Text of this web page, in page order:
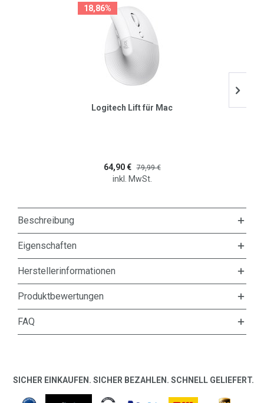
18,86%
Logitech Lift für Mac
64,90 € 79,99 €
inkl. MwSt.
Beschreibung
Eigenschaften
Herstellerinformationen
Produktbewertungen
FAQ
SICHER EINKAUFEN. SICHER BEZAHLEN. SCHNELL GELIEFERT.